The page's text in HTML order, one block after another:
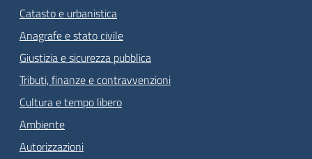
Catasto e urbanistica
Anagrafe e stato civile
Giustizia e sicurezza pubblica
Tributi, finanze e contravvenzioni
Cultura e tempo libero
Ambiente
Autorizzazioni